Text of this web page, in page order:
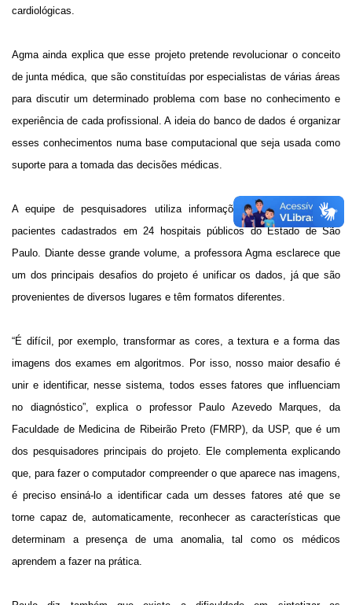
cardiológicas.
Agma ainda explica que esse projeto pretende revolucionar o conceito
de junta médica, que são constituídas por especialistas de várias áreas
para discutir um determinado problema com base no conhecimento e
experiência de cada profissional. A ideia do banco de dados é organizar
esses conhecimentos numa base computacional que seja usada como
suporte para a tomada das decisões médicas.
A equipe de pesquisadores utiliza informações de 1,6 milhão de
pacientes cadastrados em 24 hospitais públicos do Estado de São
Paulo. Diante desse grande volume, a professora Agma esclarece que
um dos principais desafios do projeto é unificar os dados, já que são
provenientes de diversos lugares e têm formatos diferentes.
“É difícil, por exemplo, transformar as cores, a textura e a forma das
imagens dos exames em algoritmos. Por isso, nosso maior desafio é
unir e identificar, nesse sistema, todos esses fatores que influenciam
no diagnóstico”, explica o professor Paulo Azevedo Marques, da
Faculdade de Medicina de Ribeirão Preto (FMRP), da USP, que é um
dos pesquisadores principais do projeto. Ele complementa explicando
que, para fazer o computador compreender o que aparece nas imagens,
é preciso ensiná-lo a identificar cada um desses fatores até que se
torne capaz de, automaticamente, reconhecer as características que
determinam a presença de uma anomalia, tal como os médicos
aprendem a fazer na prática.